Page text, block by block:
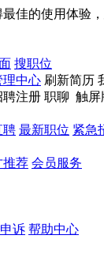
佳的使用体验
搜职位
理中心 刷新简历
聘注册 职聊 触屏
聘 最新职位 紧急
推荐 会员服务
诉 帮助中心